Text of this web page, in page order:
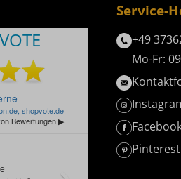
Service-
+49
Mo-Fr:
Pinterest